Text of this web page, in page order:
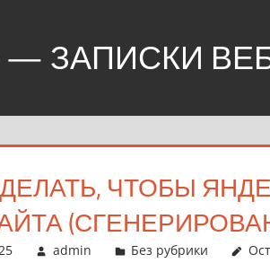
ЗАПИСКИ
ЧТОБЫ
admin Без рубрики